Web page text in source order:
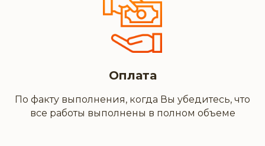
Оплата
По факту выполнения, когда Вы убедитесь, что
все работы выполнены в полном объеме